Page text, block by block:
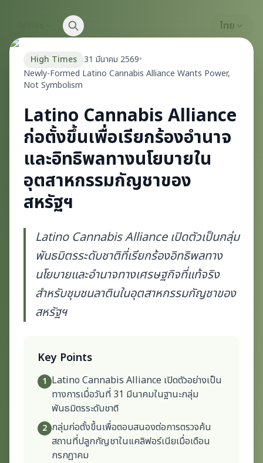
ไทย
High Times 31 มีนาคม 2569•
Newly-Formed Latino Cannabis Alliance Wants Power,
Not Symbolism
Latino Cannabis Alliance
ก่อตั้งขึ้นเพื่อเรียกร้องอำนาจ
และอิทธิพลทางนโยบายใน
อุตสาหกรรมกัญชาของ
สหรัฐฯ
Latino Cannabis Alliance เปิดตัวเป็นกลุ่ม
พันธมิตรระดับชาติที่เรียกร้องอิทธิพลทาง
นโยบายและอำนาจทางเศรษฐกิจที่แท้จริง
สำหรับชุมชนลาตินในอุตสาหกรรมกัญชาของ
สหรัฐฯ
Key Points
1 Latino Cannabis Alliance เปิดตัวอย่างเป็น
ทางการเมื่อวันที่ 31 มีนาคมในฐานะกลุ่ม
พันธมิตรระดับชาติ
2 กลุ่มก่อตั้งขึ้นเพื่อตอบสนองต่อการตรวจค้น
สถานที่ปลูกกัญชาในแคลิฟอร์เนียเมื่อเดือน
กรกฎาคม